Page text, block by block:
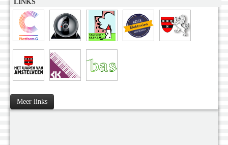
LINKS
Meer links